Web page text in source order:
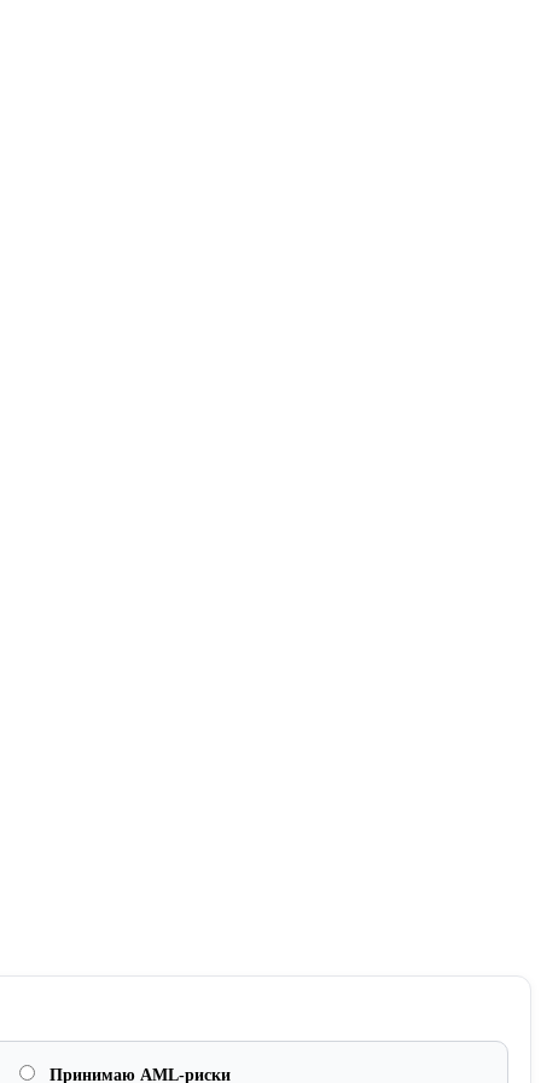
Принимаю AML-риски